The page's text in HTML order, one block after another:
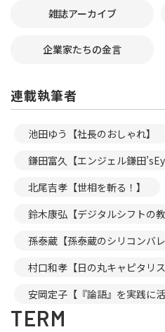
雑誌アーカイブ
企業家たちの金言
連載執筆者
池田ゆう【社長のおしゃれ】
鎌田富久【エンジェル鎌田
北尾吉孝【世相を斬る！】
鈴木康弘【デジタルシフトの教
孫泰蔵【孫泰蔵のシリコンバ
村口和孝【日の丸キャピタリス
安岡定子【『論語』を実践に活
TERM